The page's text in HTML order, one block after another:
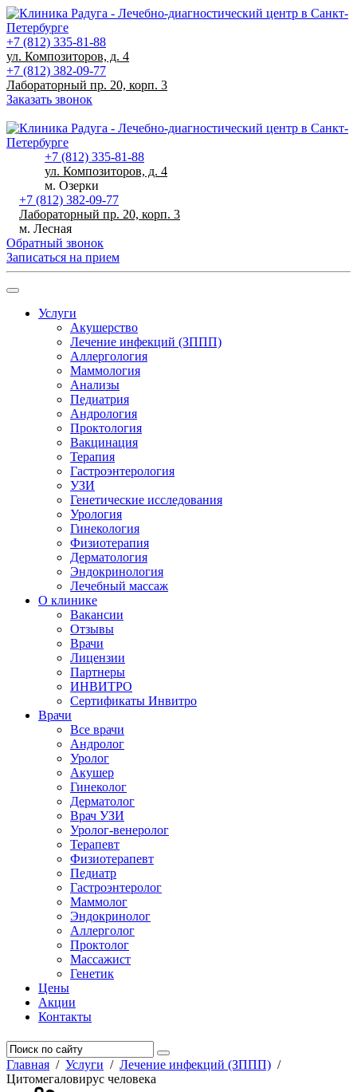
+7 (812) 335-81-88
ул. Композиторов, д. 4
+7 (812) 382-09-77
Лабораторный пр. 20, корп. 3
Заказать звонок
+7 (812) 335-81-88
ул. Композиторов, д. 4
м. Озерки
+7 (812) 382-09-77
Лабораторный пр. 20, корп. 3
м. Лесная
Обратный звонок
Записаться на прием
Услуги
Акушерство
Лечение инфекций (ЗППП)
Аллергология
Маммология
Анализы
Педиатрия
Андрология
Проктология
Вакцинация
Терапия
Гастроэнтерология
УЗИ
Генетические исследования
Урология
Гинекология
Физиотерапия
Дерматология
Эндокринология
Лечебный массаж
О клинике
Вакансии
Отзывы
Врачи
Лицензии
Партнеры
ИНВИТРО
Сертификаты Инвитро
Врачи
Все врачи
Андролог
Уролог
Акушер
Гинеколог
Дерматолог
Врач УЗИ
Уролог-венеролог
Терапевт
Физиотерапевт
Педиатр
Гастроэнтеролог
Маммолог
Эндокринолог
Аллерголог
Проктолог
Массажист
Генетик
Цены
Акции
Контакты
Главная / Услуги / Лечение инфекций (ЗППП) /
Цитомегаловирус человека